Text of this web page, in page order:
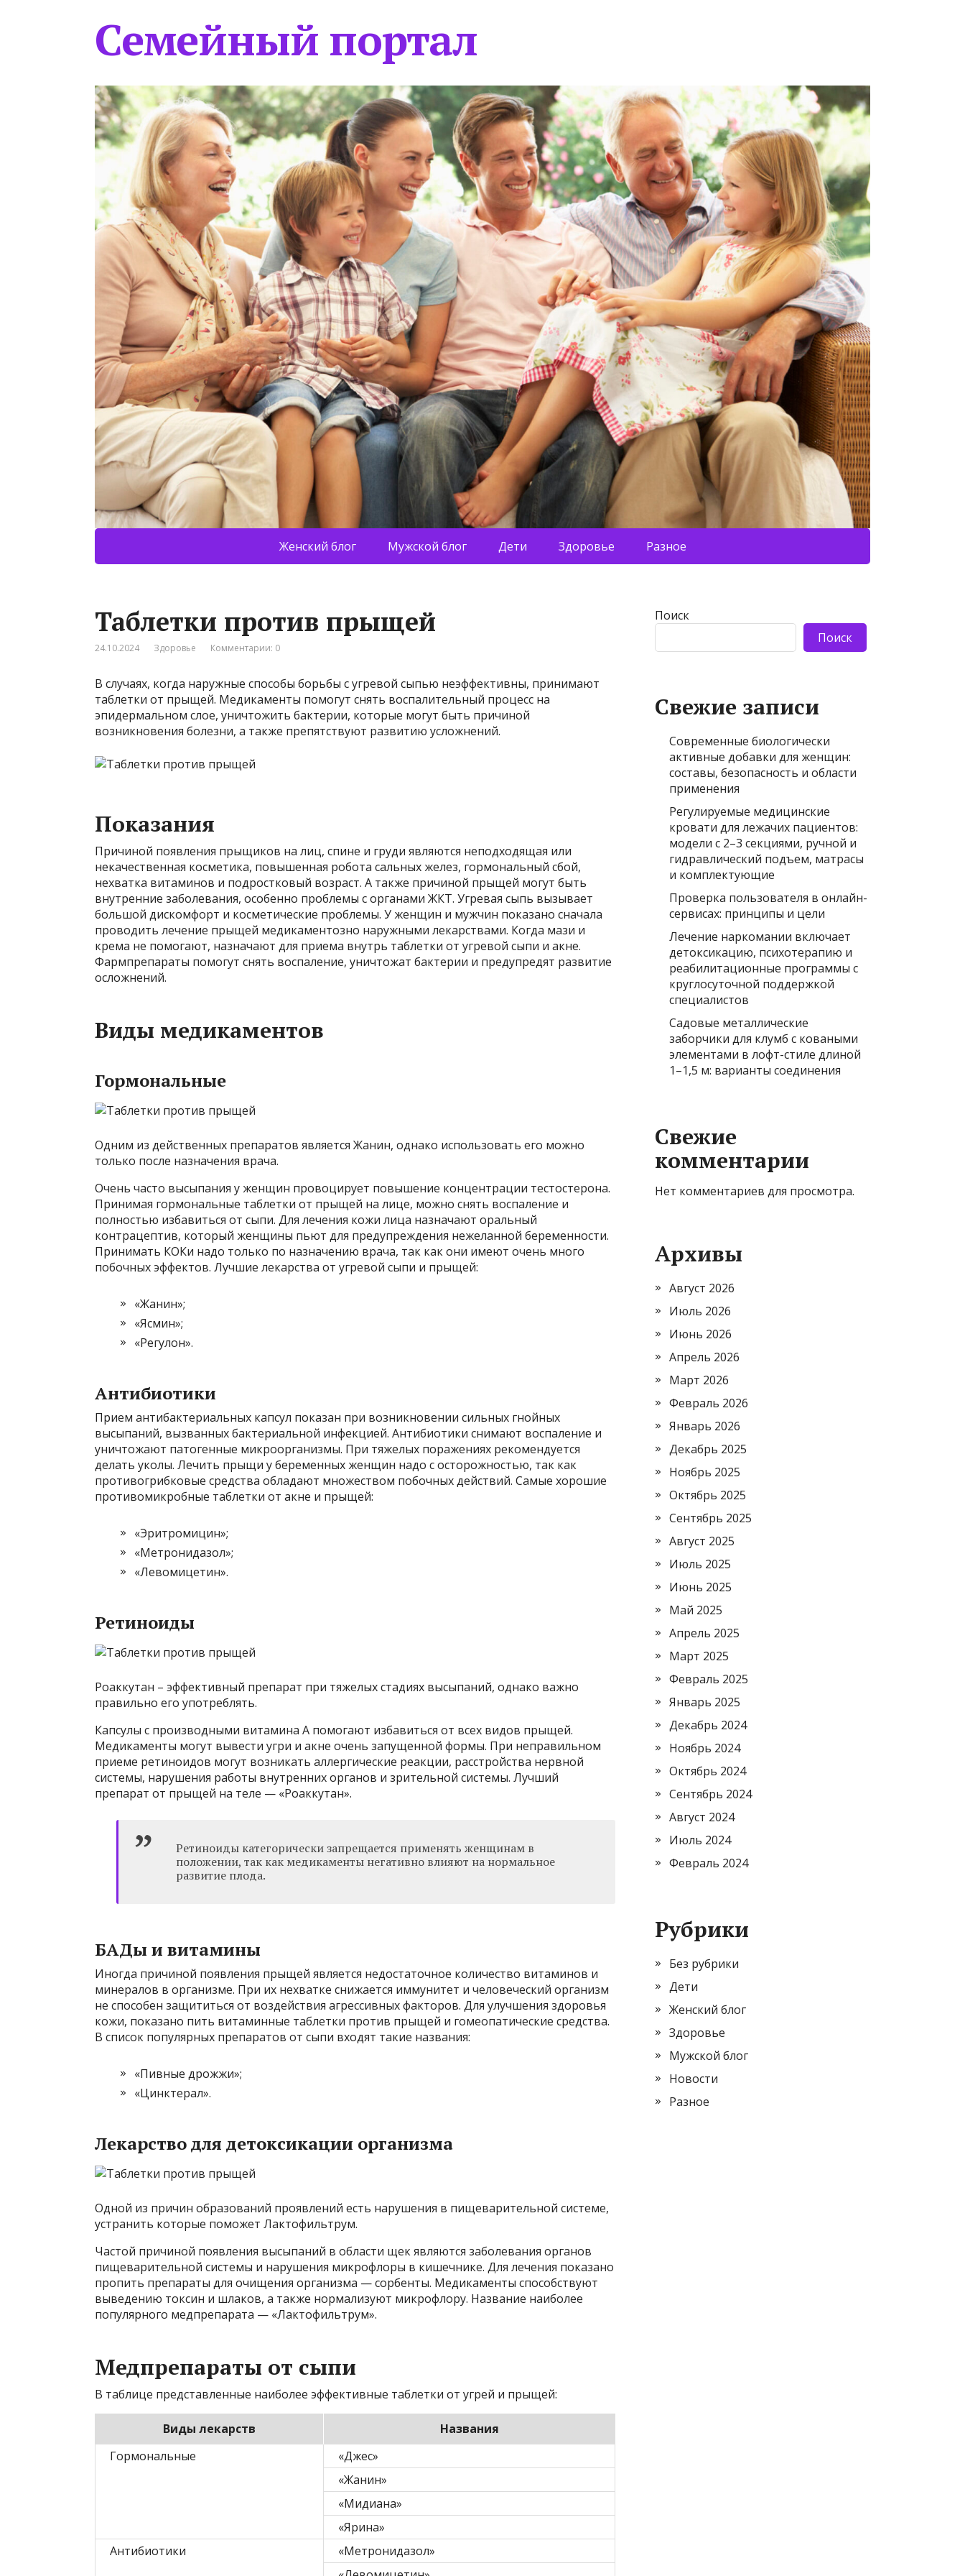
Семейный портал
Женский блог Мужской блог Дети Здоровье Разное
Таблетки против прыщей
24.10.2024 Здоровье Комментарии: 0
В случаях, когда наружные способы борьбы с угревой сыпью неэффективны, принимают
таблетки от прыщей. Медикаменты помогут снять воспалительный процесс на
эпидермальном слое, уничтожить бактерии, которые могут быть причиной
возникновения болезни, а также препятствуют развитию усложнений.
Показания
Причиной появления прыщиков на лиц, спине и груди являются неподходящая или
некачественная косметика, повышенная робота сальных желез, гормональный сбой,
нехватка витаминов и подростковый возраст. А также причиной прыщей могут быть
внутренние заболевания, особенно проблемы с органами ЖКТ. Угревая сыпь вызывает
большой дискомфорт и косметические проблемы. У женщин и мужчин показано сначала
проводить лечение прыщей медикаментозно наружными лекарствами. Когда мази и
крема не помогают, назначают для приема внутрь таблетки от угревой сыпи и акне.
Фармпрепараты помогут снять воспаление, уничтожат бактерии и предупредят развитие
осложнений.
Виды медикаментов
Гормональные
Одним из действенных препаратов является Жанин, однако использовать его можно
только после назначения врача.
Очень часто высыпания у женщин провоцирует повышение концентрации тестостерона.
Принимая гормональные таблетки от прыщей на лице, можно снять воспаление и
полностью избавиться от сыпи. Для лечения кожи лица назначают оральный
контрацептив, который женщины пьют для предупреждения нежеланной беременности.
Принимать КОКи надо только по назначению врача, так как они имеют очень много
побочных эффектов. Лучшие лекарства от угревой сыпи и прыщей:
«Жанин»;
«Ясмин»;
«Регулон».
Антибиотики
Прием антибактериальных капсул показан при возникновении сильных гнойных
высыпаний, вызванных бактериальной инфекцией. Антибиотики снимают воспаление и
уничтожают патогенные микроорганизмы. При тяжелых поражениях рекомендуется
делать уколы. Лечить прыщи у беременных женщин надо с осторожностью, так как
противогрибковые средства обладают множеством побочных действий. Самые хорошие
противомикробные таблетки от акне и прыщей:
«Эритромицин»;
«Метронидазол»;
«Левомицетин».
Ретиноиды
Роаккутан – эффективный препарат при тяжелых стадиях высыпаний, однако важно
правильно его употреблять.
Капсулы с производными витамина А помогают избавиться от всех видов прыщей.
Медикаменты могут вывести угри и акне очень запущенной формы. При неправильном
приеме ретиноидов могут возникать аллергические реакции, расстройства нервной
системы, нарушения работы внутренних органов и зрительной системы. Лучший
препарат от прыщей на теле — «Роаккутан».
Ретиноиды категорически запрещается применять женщинам в
положении, так как медикаменты негативно влияют на нормальное
развитие плода.
БАДы и витамины
Иногда причиной появления прыщей является недостаточное количество витаминов и
минералов в организме. При их нехватке снижается иммунитет и человеческий организм
не способен защититься от воздействия агрессивных факторов. Для улучшения здоровья
кожи, показано пить витаминные таблетки против прыщей и гомеопатические средства.
В список популярных препаратов от сыпи входят такие названия:
«Пивные дрожжи»;
«Цинктерал».
Лекарство для детоксикации организма
Одной из причин образований проявлений есть нарушения в пищеварительной системе,
устранить которые поможет Лактофильтрум.
Частой причиной появления высыпаний в области щек являются заболевания органов
пищеварительной системы и нарушения микрофлоры в кишечнике. Для лечения показано
пропить препараты для очищения организма — сорбенты. Медикаменты способствуют
выведению токсин и шлаков, а также нормализуют микрофлору. Название наиболее
популярного медпрепарата — «Лактофильтрум».
Медпрепараты от сыпи
В таблице представленные наиболее эффективные таблетки от угрей и прыщей:
Виды лекарств
Названия
Гормональные
«Джес»
«Жанин»
«Мидиана»
«Ярина»
Антибиотики
«Метронидазол»
Поиск
Поиск
Свежие записи
Современные биологически
активные добавки для женщин:
составы, безопасность и области
применения
Регулируемые медицинские
кровати для лежачих пациентов:
модели с 2–3 секциями, ручной и
гидравлический подъем, матрасы
и комплектующие
Проверка пользователя в онлайн-
сервисах: принципы и цели
Лечение наркомании включает
детоксикацию, психотерапию и
реабилитационные программы с
круглосуточной поддержкой
специалистов
Садовые металлические
заборчики для клумб с коваными
элементами в лофт-стиле длиной
1–1,5 м: варианты соединения
Свежие
комментарии
Нет комментариев для просмотра.
Архивы
Август 2026
Июль 2026
Июнь 2026
Апрель 2026
Март 2026
Февраль 2026
Январь 2026
Декабрь 2025
Ноябрь 2025
Октябрь 2025
Сентябрь 2025
Август 2025
Июль 2025
Июнь 2025
Май 2025
Апрель 2025
Март 2025
Февраль 2025
Январь 2025
Декабрь 2024
Ноябрь 2024
Октябрь 2024
Сентябрь 2024
Август 2024
Июль 2024
Февраль 2024
Рубрики
Без рубрики
Дети
Женский блог
Здоровье
Мужской блог
Новости
Разное